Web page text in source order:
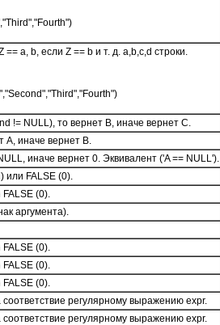
a, b, если Z == b и т. д. a,b,c,d строки.
!= NULL), то вернет B, иначе вернет C.
A, иначе вернет B.
иначе вернет 0. Эквивалент ('A == NULL').
или FALSE (0).
(0).
аргумента).
(0).
(0).
(0).
соответствие регулярному выражению expr.
соответствие регулярному выражению expr.